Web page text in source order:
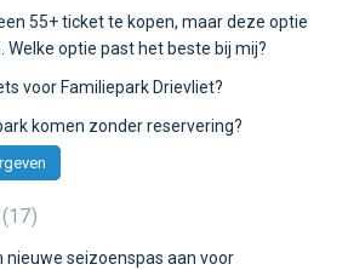
55+ ticket te kopen, maar deze optie
Welke optie past het beste bij mij?
voor Familiepark Drievliet?
komen zonder reservering?
17
nieuwe seizoenspas aan voor